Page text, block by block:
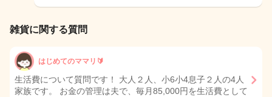
雑貨に関する質問
はじめてのママリ🔰
生活費について質問です！ 大人２人、小6小4息子２人の4人
家族です。 お金の管理は夫で、毎月85,000円を生活費として